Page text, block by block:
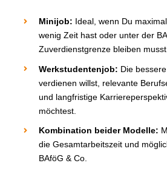
Minijob: Ideal, wenn Du
wenig Zeit hast oder unter der
Zuverdienstgrenze bleiben musst.
Werkstudentenjob: Die
verdienen willst, relevante
und langfristige
möchtest.
Kombination beider Modelle:
die Gesamtarbeitszeit und
BAföG & Co.